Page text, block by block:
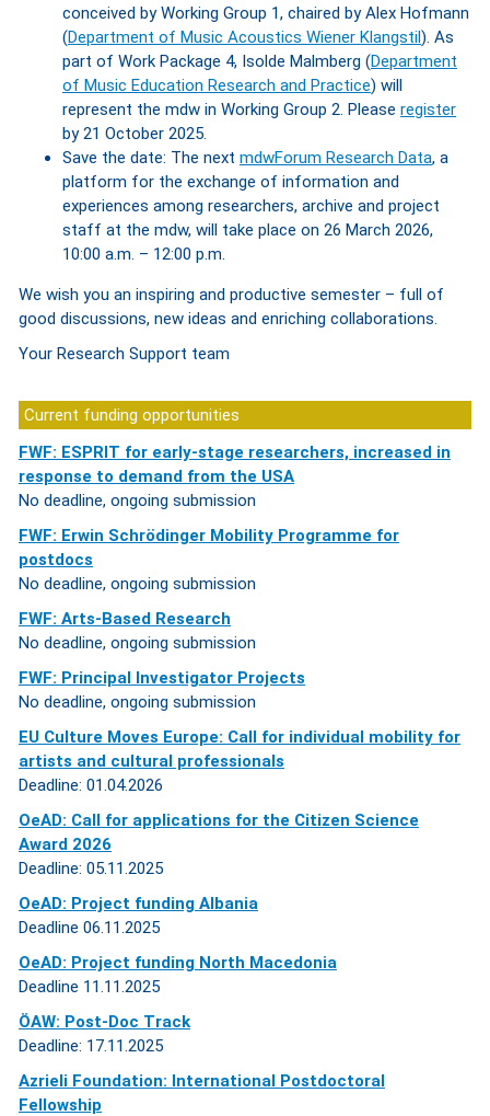
conceived by Working Group 1, chaired by Alex Hofmann
(Department of Music Acoustics Wiener Klangstil). As
part of Work Package 4, Isolde Malmberg (Department
of Music Education Research and Practice) will
represent the mdw in Working Group 2. Please register
by 21 October 2025.
Save the date: The next mdwForum Research Data, a
platform for the exchange of information and
experiences among researchers, archive and project
staff at the mdw, will take place on 26 March 2026,
10:00 a.m. – 12:00 p.m.
We wish you an inspiring and productive semester – full of
good discussions, new ideas and enriching collaborations.
Your Research Support team
Current funding opportunities
FWF: ESPRIT for early-stage researchers, increased in
response to demand from the USA
No deadline, ongoing submission
FWF: Erwin Schrödinger Mobility Programme for
postdocs
No deadline, ongoing submission
FWF: Arts-Based Research
No deadline, ongoing submission
FWF: Principal Investigator Projects
No deadline, ongoing submission
EU Culture Moves Europe: Call for individual mobility for
artists and cultural professionals
Deadline: 01.04.2026
OeAD: Call for applications for the Citizen Science
Award 2026
Deadline: 05.11.2025
OeAD: Project funding Albania
Deadline 06.11.2025
OeAD: Project funding North Macedonia
Deadline 11.11.2025
ÖAW: Post-Doc Track
Deadline: 17.11.2025
Azrieli Foundation: International Postdoctoral
Fellowship